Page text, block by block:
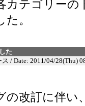
カテゴリー
。
た
/ Date: 2011/04/28(Thu)
の改訂に伴い